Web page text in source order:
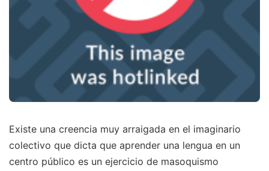
Existe una creencia muy arraigada en el imaginario
colectivo que dicta que aprender una lengua en un
centro público es un ejercicio de masoquismo